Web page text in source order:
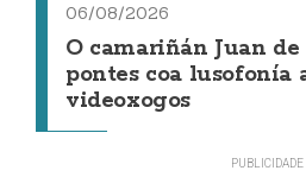
06/08/2026
O camariñán Juan
pontes coa lusofonía
videoxogos